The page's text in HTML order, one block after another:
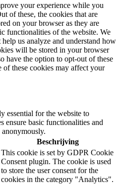
your experience while you
of these, the cookies that are
on your browser as they are
functionalities of the website. We
us analyze and understand how
will be stored in your browser
have the option to opt-out of these
these cookies may affect your
essential for the website to
ensure basic functionalities and
Beschrijving
This cookie is set by GDPR Cookie
Consent plugin. The cookie is used
to store the user consent for the
cookies in the category "Analytics".